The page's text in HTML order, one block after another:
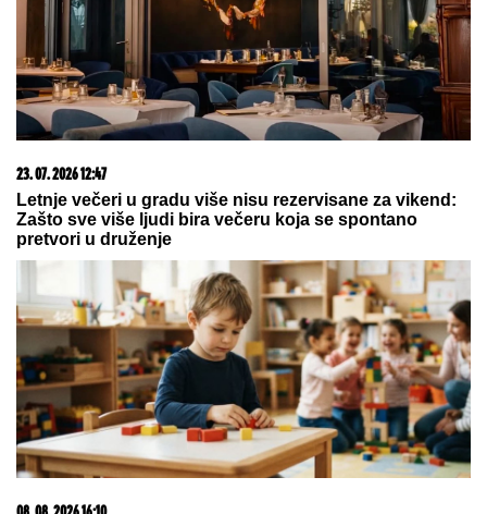
GOCA BOŽINOVSKA SA PORODICOM U GRČKOJ!
Snajka Bojana grmi u kupaćem, pevačica se sunča:
Oglasila se sa jahte, ovako se baškare (FOTO)
VELIKI USPEH!Srbija osvojila
medalju na prvenstvu Evrope!
„ARISTOKRATSKO STOPALO"
Olivere Katarine: Vatreni koncerti u
pariskoj "Olimpiji"
by Aklamator